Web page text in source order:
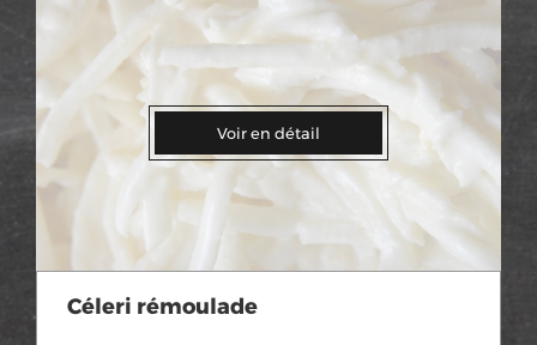
Voir en détail
Céleri rémoulade